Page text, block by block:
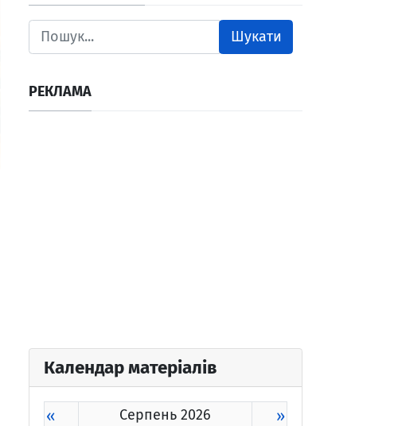
Шукати
РЕКЛАМА
Календар матеріалів
« Серпень 2026 »